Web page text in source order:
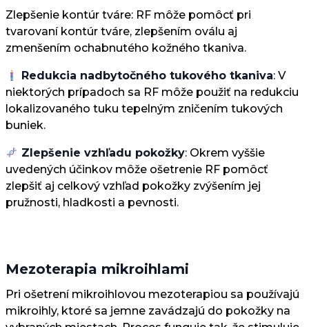
Zlepšenie kontúr tváre: RF môže pomôcť pri
tvarovaní kontúr tváre, zlepšením oválu aj
zmenšením ochabnutého kožného tkaniva.
Redukcia nadbytočného tukového tkaniva: V
niektorých prípadoch sa RF môže použiť na redukciu
lokalizovaného tuku tepelným zničením tukových
buniek.
Zlepšenie vzhľadu pokožky: Okrem vyššie
uvedených účinkov môže ošetrenie RF pomôcť
zlepšiť aj celkový vzhľad pokožky zvýšením jej
pružnosti, hladkosti a pevnosti.
Mezoterapia mikroihlami
Pri ošetrení mikroihlovou mezoterapiou sa používajú
mikroihly, ktoré sa jemne zavádzajú do pokožky na